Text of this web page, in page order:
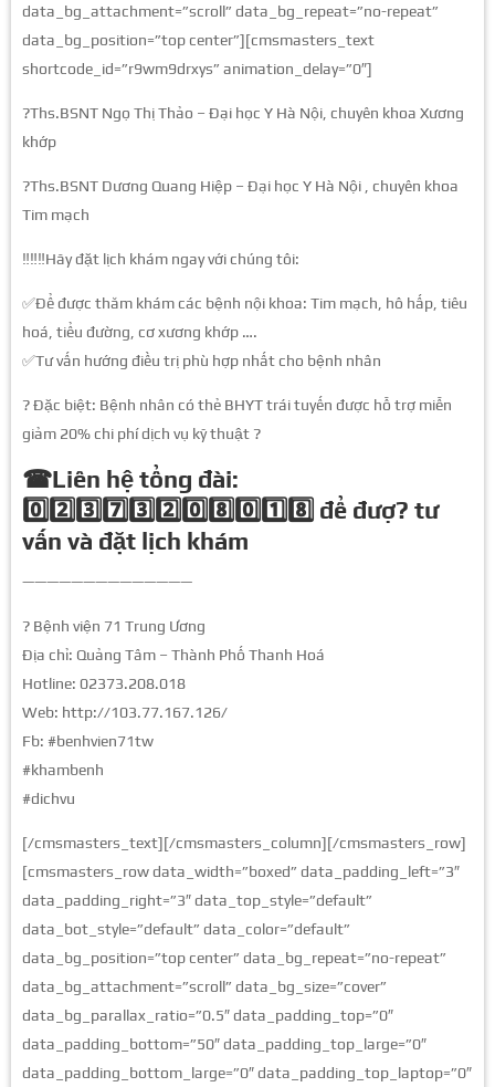
data_bg_attachment=”scroll” data_bg_repeat=”no-repeat”
data_bg_position=”top center”][cmsmasters_text
shortcode_id=”r9wm9drxys” animation_delay=”0″]
?Ths.BSNT Ngọ Thị Thảo – Đại học Y Hà Nội, chuyên khoa Xương
khớp
?Ths.BSNT Dương Quang Hiệp – Đại học Y Hà Nội , chuyên khoa
Tim mạch
‼️‼️‼️Hãy đặt lịch khám ngay với chúng tôi:
✅Để được thăm khám các bệnh nội khoa: Tim mạch, hô hấp, tiêu
hoá, tiểu đường, cơ xương khớp ….
✅Tư vấn hướng điều trị phù hợp nhất cho bệnh nhân
? Đặc biệt: Bệnh nhân có thẻ BHYT trái tuyến được hỗ trợ miễn
giảm 20% chi phí dịch vụ kỹ thuật ?
☎Liên hệ tổng đài:
0️⃣2️⃣3️⃣7️⃣3️⃣2️⃣0️⃣8️⃣0️⃣1️⃣8️⃣ để đượ? tư
vấn và đặt lịch khám
——————————————
? Bệnh viện 71 Trung Ương
Địa chỉ: Quảng Tâm – Thành Phố Thanh Hoá
Hotline: 02373.208.018
Web: http://103.77.167.126/
Fb: #benhvien71tw
#khambenh
#dichvu
[/cmsmasters_text][/cmsmasters_column][/cmsmasters_row]
[cmsmasters_row data_width=”boxed” data_padding_left=”3″
data_padding_right=”3″ data_top_style=”default”
data_bot_style=”default” data_color=”default”
data_bg_position=”top center” data_bg_repeat=”no-repeat”
data_bg_attachment=”scroll” data_bg_size=”cover”
data_bg_parallax_ratio=”0.5″ data_padding_top=”0″
data_padding_bottom=”50″ data_padding_top_large=”0″
data_padding_bottom_large=”0″ data_padding_top_laptop=”0″